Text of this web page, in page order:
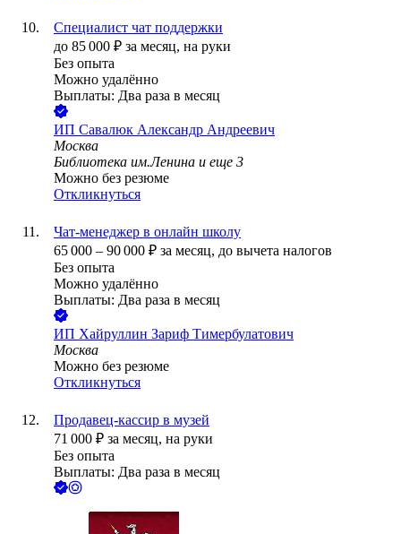
Специалист чат поддержки
до 85 000 ₽ за месяц, на руки
Без опыта
Можно удалённо
Выплаты: Два раза в месяц
ИП Савалюк Александр Андреевич
Москва
Библиотека им.Ленина и еще 3
Можно без резюме
Откликнуться
Чат-менеджер в онлайн школу
65 000 – 90 000 ₽ за месяц, до вычета налогов
Без опыта
Можно удалённо
Выплаты: Два раза в месяц
ИП Хайруллин Зариф Тимербулатович
Москва
Можно без резюме
Откликнуться
Продавец-кассир в музей
71 000 ₽ за месяц, на руки
Без опыта
Выплаты: Два раза в месяц